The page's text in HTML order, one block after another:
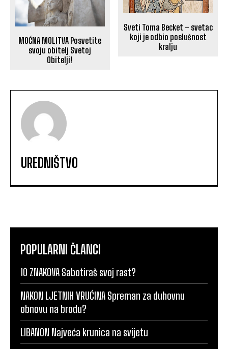
MOĆNA MOLITVA Posvetite
svoju obitelj Svetoj
Obitelji!
Sveti Toma Becket – svetac
koji je odbio poslušnost
kralju
UREDNIŠTVO
POPULARNI ČLANCI
10 ZNAKOVA Sabotiraš svoj rast?
NAKON LJETNIH VRUĆINA Spreman za duhovnu
obnovu na brodu?
LIBANON Najveća krunica na svijetu